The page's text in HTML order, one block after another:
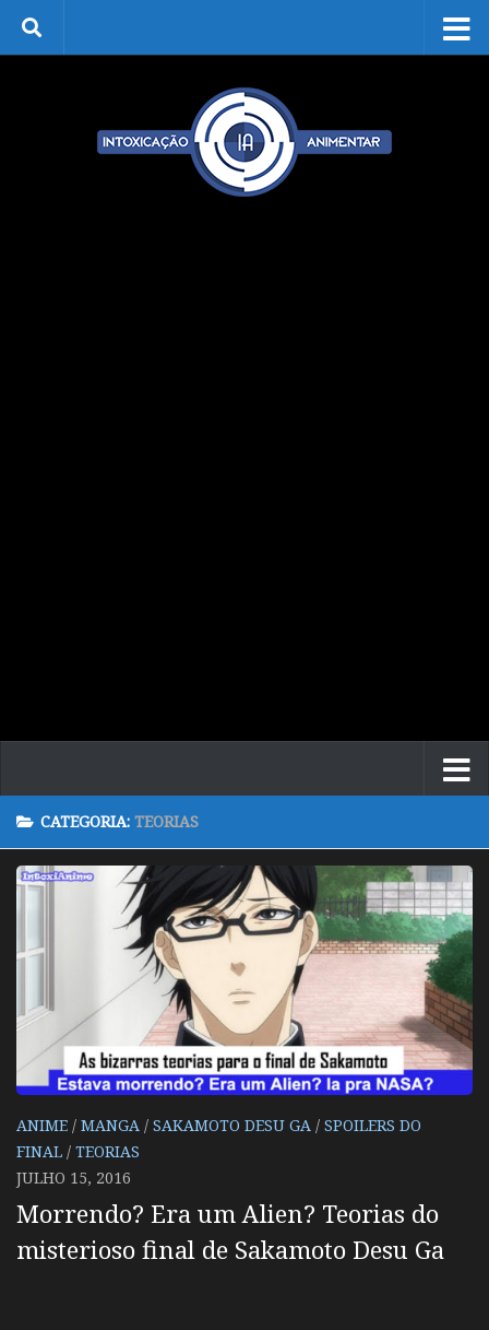
Skip to content
CATEGORIA: TEORIAS
ANIME / MANGA / SAKAMOTO DESU GA / SPOILERS DO
FINAL / TEORIAS
JULHO 15, 2016
Morrendo? Era um Alien? Teorias do
misterioso final de Sakamoto Desu Ga